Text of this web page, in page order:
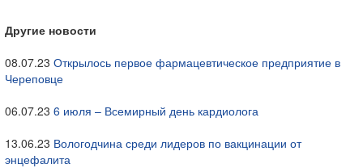
Другие новости
08.07.23 Открылось первое фармацевтическое предприятие в
Череповце
06.07.23 6 июля – Всемирный день кардиолога
13.06.23 Вологодчина среди лидеров по вакцинации от
энцефалита